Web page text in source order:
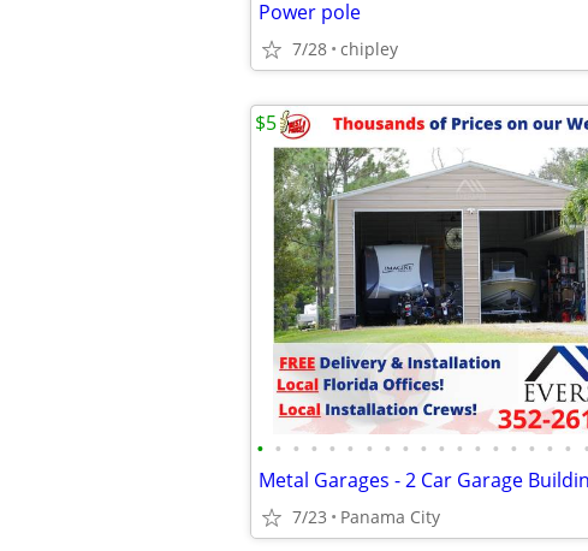
Power pole
7/28 chipley
• • • • • • • • • • • • • • • • • • •
Metal Garages - 2 Car Garage
7/23 Panama City
$5